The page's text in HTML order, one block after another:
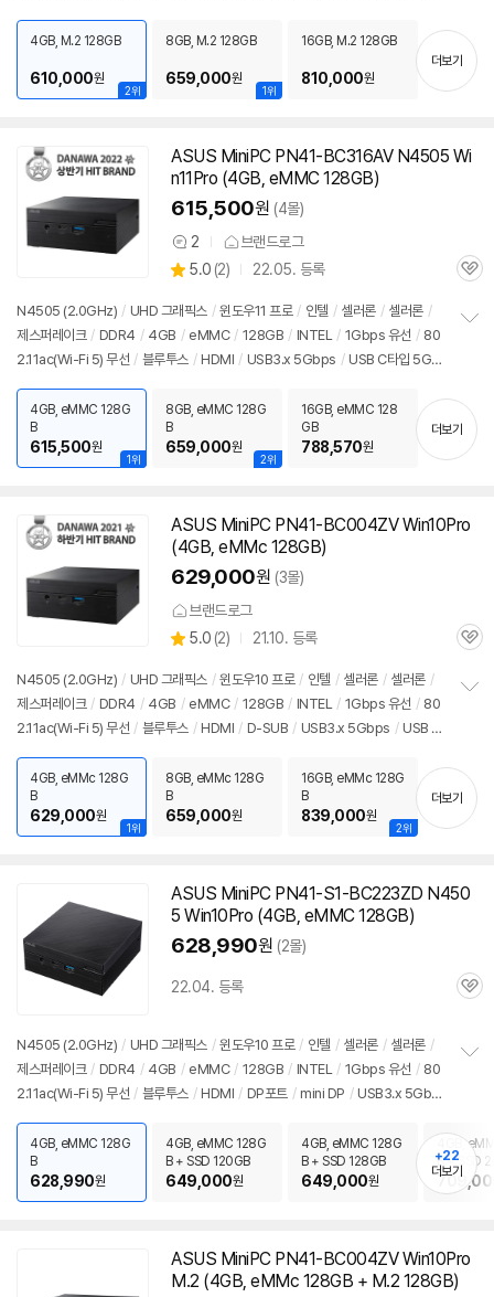
기
2위
4GB, M.2 128GB
610,000원
1위
8GB, M.2 128GB
659,000원
16GB, M.2 128GB
810,000원
더보기
ASUS MiniPCPN41-BC316AV N4505 Wi
n11Pro (4GB, eMMC 128GB)
615,500원 (4몰)
상
품
견
2 브랜드로그
별
점
5.0 (상
리
뷰
2) 22.05. 등록
관
N4505 (2.0GHz) / UHD 그래픽스 / 윈도우11 프로 / 인텔 / 셀러론 / 셀러론 /
제스퍼레이크 / DDR4 / 4GB / eMMC / 128GB / INTEL / 1Gbps 유선 / 80
2.11ac(Wi-Fi 5) 무선 / 블루투스 / HDMI / USB3.x 5Gbps / USB C타입 5Gb
기
1위
4GB, eMMC 128G
B
615,500원
2위
8GB, eMMC 128G
B
659,000원
16GB, eMMC 128
GB
788,570원
더보기
ASUS MiniPCPN41-BC004ZV Win10Pro
(4GB, eMMc 128GB)
629,000원 (3몰)
브랜드로그
별
점
5.0 (상
리
뷰
2) 21.10. 등록
관
N4505 (2.0GHz) / UHD 그래픽스 / 윈도우10 프로 / 인텔 / 셀러론 / 셀러론 /
제스퍼레이크 / DDR4 / 4GB / eMMC / 128GB / INTEL / 1Gbps 유선 / 80
2.11ac(Wi-Fi 5) 무선 / 블루투스 / HDMI / D-SUB / USB3.x 5Gbps / USB C
기
1위
4GB, eMMc 128G
B
629,000원
8GB, eMMc 128G
B
659,000원
2위
16GB, eMMc 128G
B
839,000원
더보기
ASUS MiniPCPN41-S1-BC223ZD N450
5 Win10Pro (4GB, eMMC 128GB)
628,990원 (2몰)
22.04. 등록
관
N4505 (2.0GHz) / UHD 그래픽스 / 윈도우10 프로 / 인텔 / 셀러론 / 셀러론 /
제스퍼레이크 / DDR4 / 4GB / eMMC / 128GB / INTEL / 1Gbps 유선 / 80
2.11ac(Wi-Fi 5) 무선 / 블루투스 / HDMI / DP포트 / mini DP / USB3.x 5Gbp
치
기
4GB, eMMC 128G
B
628,990원
4GB, eMMC 128G
B + SSD 120GB
649,000원
4GB, eMMC 128G
B + SSD 128GB
649,000원
4GB,
B + SSD
+22
더보기
ASUS MiniPCPN41-BC004ZV Win10Pro
M.2 (4GB, eMMc 128GB + M.2 128GB)